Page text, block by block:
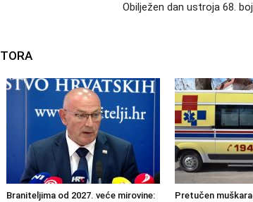
Obilježen dan ustroja 68.
Braniteljima od 2027. veće mirovine: Pretučen